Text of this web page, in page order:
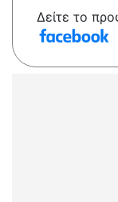
Δείτε το